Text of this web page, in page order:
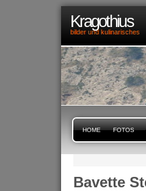
Kragothius
bilder und kulinarisches
HOME FOTOS
Bavette